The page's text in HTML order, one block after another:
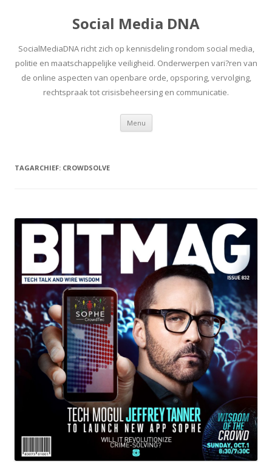
Social Media DNA
SocialMediaDNA richt zich op kennisdeling rondom social media,
politie en maatschappelijke veiligheid. Onderwerpen vari?ren van
de online aspecten van openbare orde, opsporing, vervolging,
rechtspraak tot crisisbeheersing en communicatie.
Menu Spring
inhoud
TAGARCHIEF: CROWDSOLVE